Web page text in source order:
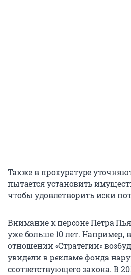
Также в прокуратуре
пытается установить
чтобы удовлетворить иски
Внимание к персоне Петра
уже больше 10 лет. Например, в
отношении «Стратегии»
увидели в рекламе фонда
соответствующего закона. В